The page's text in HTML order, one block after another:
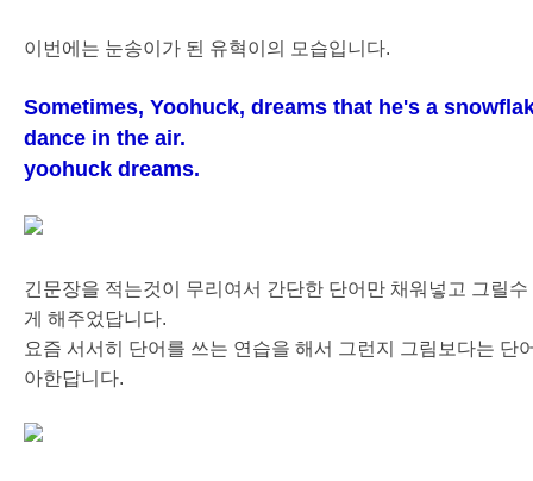
이번에는 눈송이가 된 유혁이의 모습입니다.
Sometimes, Yoohuck, dreams that he's a
dance in the air.
yoohuck dreams.
긴문장을 적는것이 무리여서 간단한 단어만 채워넣고 그릴
게 해주었답니다.
요즘 서서히 단어를 쓰는 연습을 해서 그런지 그림보다는 단
아한답니다.